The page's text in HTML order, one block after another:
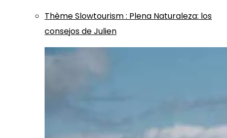
ThèmeSlowtourism: Plena Naturaleza: los
consejos de Julien